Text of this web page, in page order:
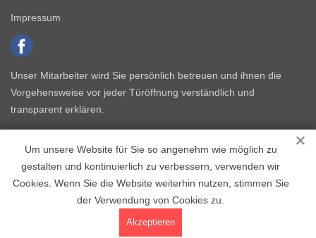
Um unsere Website für Sie so angenehm wie möglich zu
gestalten und kontinuierlich zu verbessern, verwenden wir
Cookies. Wenn Sie die Website weiterhin nutzen, stimmen Sie
der Verwendung von Cookies zu.
Akzeptieren
Impressum
Unser Mitarbeiter wird Sie persönlich betreuen und ihnen die
Vorgehensweise vor jeder Türöffnung verständlich und
transparent erklären.
Copyright © 2015 - 2026 Schlüsseldienst NRW